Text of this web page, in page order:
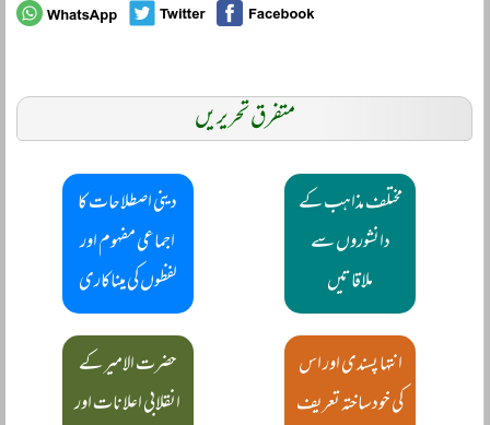
متفرق تحریریں
مختلف مذاہب کے
دانشوروں سے
ملاقاتیں
دینی اصطلاحات کا
اجماعی مفہوم اور
لفظوں کی میناکاری
انتہا پسندی اور اس
کی خودساختہ تعریف
حضرت الامیر کے
انقلابی اعلانات اور